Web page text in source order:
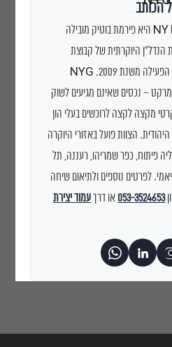
הכותב
NY Realty Israel (NYG) היא פירמת בוטיק מובילה
הנדל״ן היוקרתית של קבוצת
Nefussy Holdings, הפעילה משנת 2009. NYG
– נכסים שאינם מגיעים לשוק
מקצה לקצה לרוכשים בעלי הון
הצוות פועל באזורי היוקרה
פיתוח, כפר שמריהו, רעננה, תל
לפרטים נוספים ולתיאום שיחה
053-3524653 או דרךעמוד יצירת